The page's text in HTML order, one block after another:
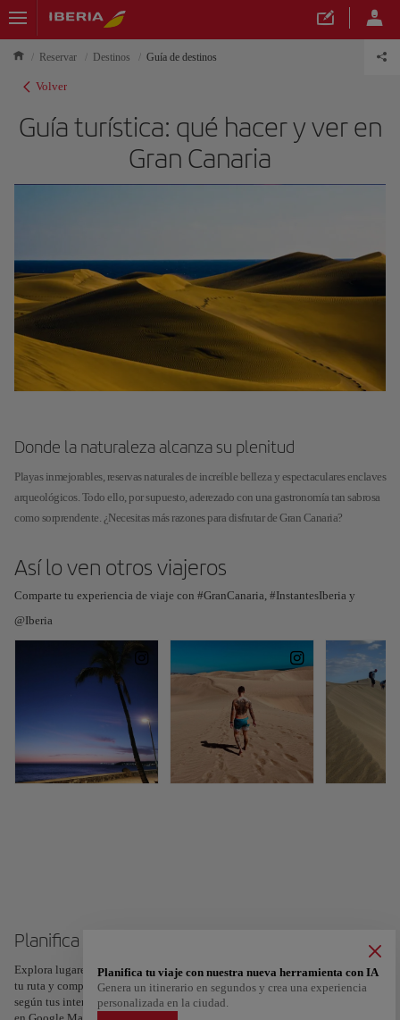
Reservar Destinos Guía de destinos
Volver
Guía turística: qué hacer y ver en
Gran Canaria
Donde la naturaleza alcanza su plenitud
Playas inmejorables, reservas naturales de increíble belleza y espectaculares enclaves
arqueológicos. Todo ello, por supuesto, aderezado con una gastronomía tan sabrosa
como sorprendente. ¿Necesitas más razones para disfrutar de Gran Canaria?
Así lo ven otros viajeros
Comparte tu experiencia de viaje con #GranCanaria, #InstantesIberia y
@Iberia
Planifica tu viaje a Gran Canaria
Explora lugares, experiencias y marca con el corazón tus favoritos para crear
tu ruta y compartirla. ¿Quieres más ideas? Obtén un itinerario personalizado
según tus intereses y la duración de tu viaje: en sólo dos pasos y descargable
Planifica tu viaje con nuestra nueva herramienta con IA
Genera un itinerario en segundos y crea una experiencia
personalizada en la ciudad.